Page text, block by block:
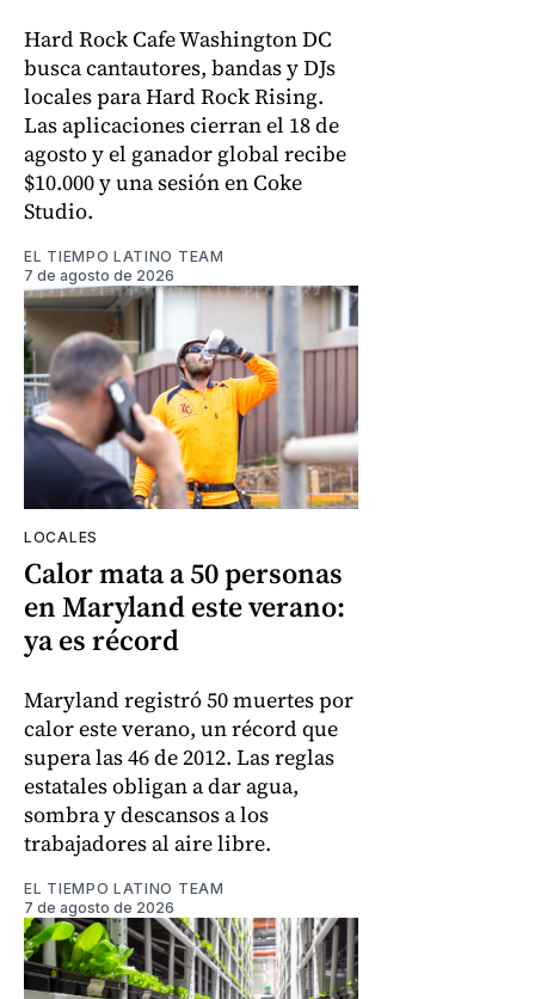
Hard Rock Cafe Washington DC
busca cantautores, bandas y DJs
locales para Hard Rock Rising.
Las aplicaciones cierran el 18 de
agosto y el ganador global recibe
$10.000 y una sesión en Coke
Studio.
EL TIEMPO LATINO TEAM
7 de agosto de 2026
LOCALES
Calor mata a 50 personas
en Maryland este verano:
ya es récord
Maryland registró 50 muertes por
calor este verano, un récord que
supera las 46 de 2012. Las reglas
estatales obligan a dar agua,
sombra y descansos a los
trabajadores al aire libre.
EL TIEMPO LATINO TEAM
7 de agosto de 2026